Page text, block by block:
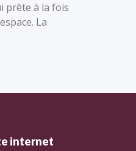
prête à la fois
La
internet